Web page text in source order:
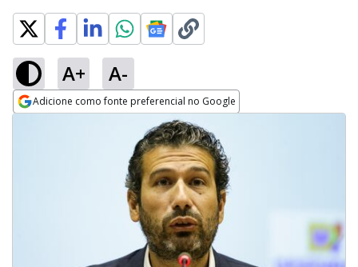
A+ A-
Adicione como fonte preferencial no Google